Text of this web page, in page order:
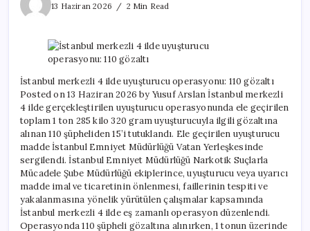
13 Haziran 2026
2 Min Read
gözaltı
için
İstanbul merkezli 4 ilde uyuşturucu operasyonu: 110 gözaltı
Posted on 13 Haziran 2026 by Yusuf Arslan İstanbul merkezli
4 ilde gerçekleştirilen uyuşturucu operasyonunda ele geçirilen
toplam 1 ton 285 kilo 320 gram uyuşturucuyla ilgili gözaltına
alınan 110 şüpheliden 15’i tutuklandı. Ele geçirilen uyuşturucu
madde İstanbul Emniyet Müdürlüğü Vatan Yerleşkesinde
sergilendi. İstanbul Emniyet Müdürlüğü Narkotik Suçlarla
Mücadele Şube Müdürlüğü ekiplerince, uyuşturucu veya uyarıcı
madde imal ve ticaretinin önlenmesi, faillerinin tespiti ve
yakalanmasına yönelik yürütülen çalışmalar kapsamında
İstanbul merkezli 4 ilde eş zamanlı operasyon düzenlendi.
Operasyonda 110 şüpheli gözaltına alınırken, 1 tonun üzerinde